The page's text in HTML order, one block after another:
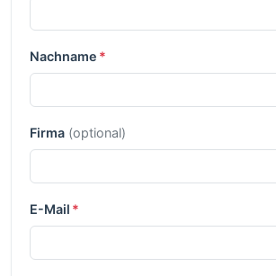
Nachname *
Firma (optional)
E-Mail *